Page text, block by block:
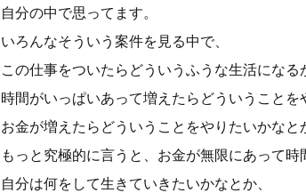
自分の中で思ってます。
いろんなそういう案件を見る中で、
この仕事をついたらどういうふうな生活になる
時間がいっぱいあって増えたらどういうことを
お金が増えたらどういうことをやりたいかなと
もっと究極的に言うと、お金が無限にあって時
自分は何をして生きていきたいかなとか、